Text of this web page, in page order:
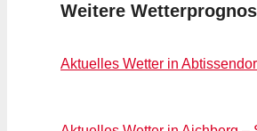
Weitere
Aktuelles Wetter in